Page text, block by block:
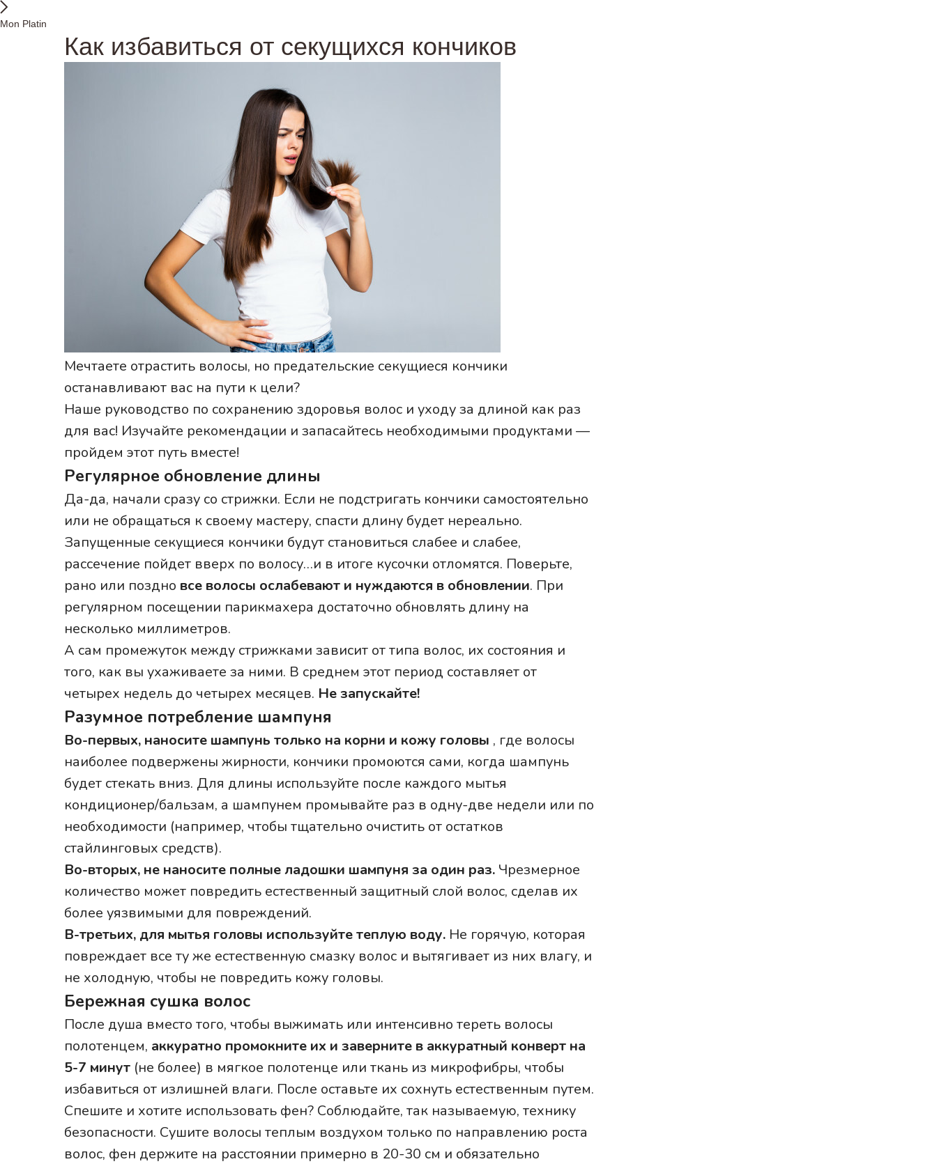
Mon Platin
Как избавиться от секущихся кончиков
Мечтаете отрастить волосы, но предательские секущиеся кончики
останавливают вас на пути к цели?
Наше руководство по сохранению здоровья волос и уходу за длиной как раз
для вас! Изучайте рекомендации и запасайтесь необходимыми продуктами —
пройдем этот путь вместе!
Регулярное обновление длины
Да-да, начали сразу со стрижки. Если не подстригать кончики самостоятельно
или не обращаться к своему мастеру, спасти длину будет нереально.
Запущенные секущиеся кончики будут становиться слабее и слабее,
рассечение пойдет вверх по волосу…и в итоге кусочки отломятся. Поверьте,
рано или поздно все волосы ослабевают и нуждаются в обновлении. При
регулярном посещении парикмахера достаточно обновлять длину на
несколько миллиметров.
А сам промежуток между стрижками зависит от типа волос, их состояния и
того, как вы ухаживаете за ними. В среднем этот период составляет от
четырех недель до четырех месяцев. Не запускайте!
Разумное потребление шампуня
Во-первых, наносите шампунь только на корни и кожу головы , где волосы
наиболее подвержены жирности, кончики промоются сами, когда шампунь
будет стекать вниз. Для длины используйте после каждого мытья
кондиционер/бальзам, а шампунем промывайте раз в одну-две недели или по
необходимости (например, чтобы тщательно очистить от остатков
стайлинговых средств).
Во-вторых, не наносите полные ладошки шампуня за один раз. Чрезмерное
количество может повредить естественный защитный слой волос, сделав их
более уязвимыми для повреждений.
В-третьих, для мытья головы используйте теплую воду. Не горячую, которая
повреждает все ту же естественную смазку волос и вытягивает из них влагу, и
не холодную, чтобы не повредить кожу головы.
Бережная сушка волос
После душа вместо того, чтобы выжимать или интенсивно тереть волосы
полотенцем, аккуратно промокните их и заверните в аккуратный конверт на
5-7 минут (не более) в мягкое полотенце или ткань из микрофибры, чтобы
избавиться от излишней влаги. После оставьте их сохнуть естественным путем.
Спешите и хотите использовать фен? Соблюдайте, так называемую, технику
безопасности. Сушите волосы теплым воздухом только по направлению роста
волос, фен держите на расстоянии примерно в 20-30 см и обязательно